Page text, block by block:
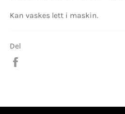
Kan vaskes lett i maskin.
Del